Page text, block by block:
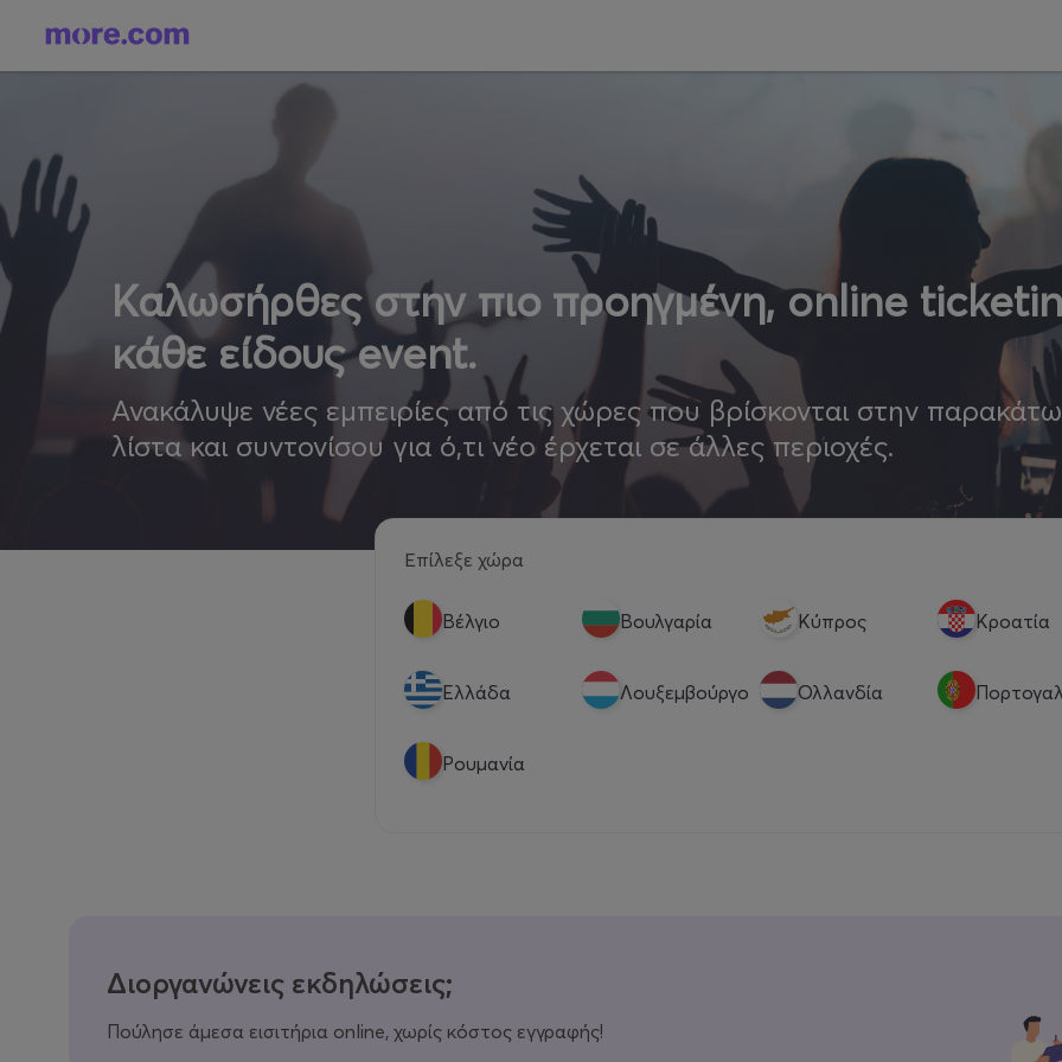
Καλωσήρθες στην πιο προηγμένη, online
κάθε είδους event.
Ανακάλυψε νέες εμπειρίες από τις χώρες που βρίσκονται στην παρακάτω
λίστα και συντονίσου για ό,τι νέο έρχεται σε άλλες περιοχές.
Επίλεξε χώρα
Βέλγιο Βουλγαρία Κύπρος Κροατία
Eλλάδα Λουξεμβούργο Ολλανδία
Ρουμανία
Διοργανώνεις εκδηλώσεις;
Πούλησε άμεσα εισιτήρια online, χωρίς κόστος εγγραφής!